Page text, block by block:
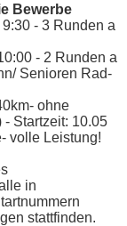
Bewerbe
- 3 Runden a
- 2 Runden a
Senioren Rad-
ohne
Startzeit: 10.05
volle Leistung!
in
stattfinden.